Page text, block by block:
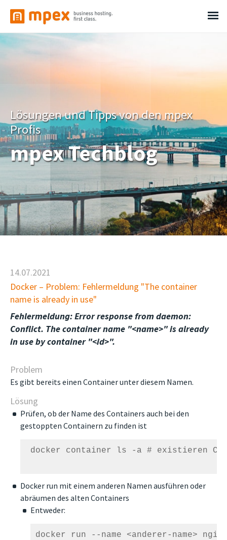
Lösungen und Tipps von den mpex
Profis
mpex Techblog
14.07.2021
Docker – Problem: Fehlermeldung "The container
name is already in use"
Fehlermeldung: Error response from daemon:
Conflict. The container name "<name>" is already
in use by container "<id>".
Problem
Es gibt bereits einen Container unter diesem Namen.
Lösung
Prüfen, ob der Name des Containers auch bei den
gestoppten Containern zu finden ist
docker container ls -a # existieren
Docker run mit einem anderen Namen ausführen oder
abräumen des alten Containers
Entweder:
docker run --name <anderer-name>